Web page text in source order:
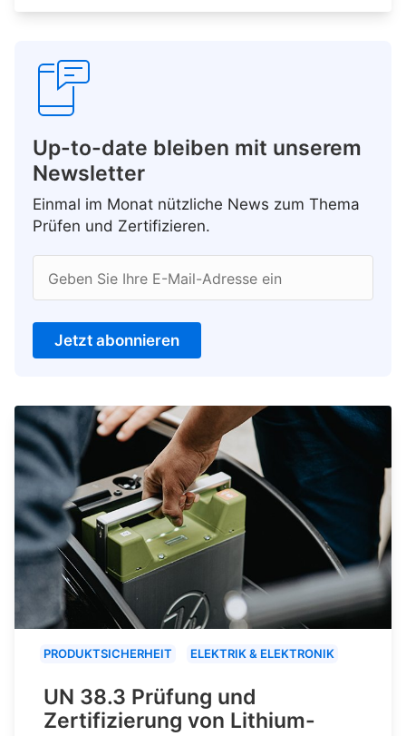
Up-to-date bleiben mit unserem
Newsletter
Einmal im Monat nützliche News zum Thema
Prüfen und Zertifizieren.
Geben Sie Ihre E-Mail-Adresse ein
Jetzt abonnieren
PRODUKTSICHERHEIT ELEKTRIK & ELEKTRONIK
UN 38.3 Prüfung und
Zertifizierung von Lithium-